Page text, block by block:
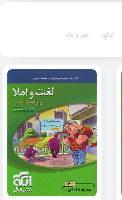
کنکور مهر و ماه